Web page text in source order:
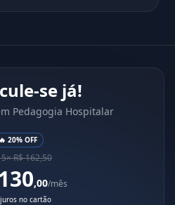
se já!
Pedagogia Hospitalar
🔥 20% OFF
R$ 162,50
130,00/mês
no cartão